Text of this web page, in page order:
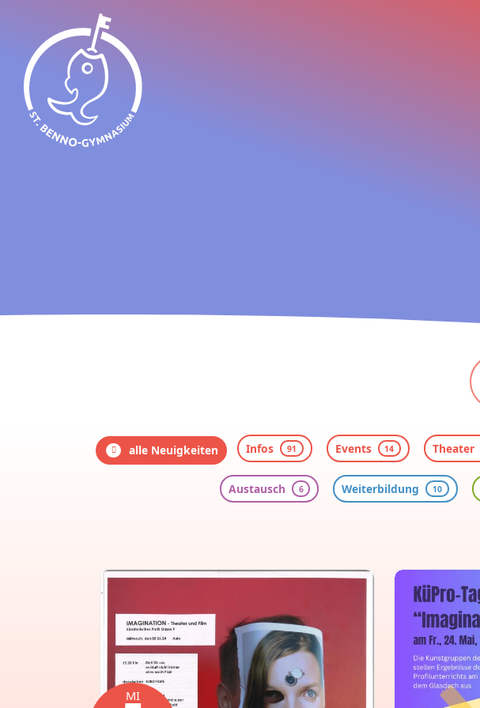
alle Neuigkeiten Infos 91 Events 14 Theater
Austausch 6 Weiterbildung 10
MI